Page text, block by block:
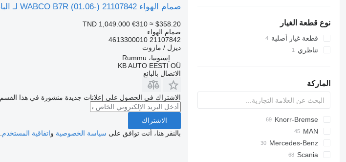
نوع قطعة الغيار
قطعة غيار أصلية
تناظري
الماركة
Futura
SB
Axer
Citelis
Domino
Evadys
Knorr-Bremse
MAN
A-series
Lion's series
Mercedes-Benz
Citaro
CitylinerScania
صمام الهواء WABCO B7R (01.06-) 21107842 لـ الباصات Volvo B7, B8, B9, B12 bus (2005-)
TND 1,049.000 €310 ≈ $358.20
صمام الهواء
21107842 4613300010
ديزل / مازوت
إستونيا، Rummu
KB AUTO EESTI OÜ
الاتصال بالبائع
الاشتراك في الحصول على إعلانات جديدة منشورة في هذا القسم
الاشتراك
بالنقر هنا، أنت توافق على سياسة الخصوصية واتفاقية المستخدم